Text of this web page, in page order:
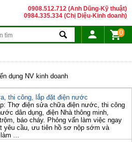
0908.512.712 (Anh Dũng-Kỹ thuật)
0984.335.334 (Chị Diệu-Kinh doanh)
0
dụng NV kinh doanh
thi công, lắp đặt điện nước
Thợ điện sửa chữa điện nước, thi công
dân dụng, điện Nhà thông minh,
báo cháy. Phỏng vấn làm việc ngay
yêu cầu, ưu tiên hồ sơ nộp sớm và
...